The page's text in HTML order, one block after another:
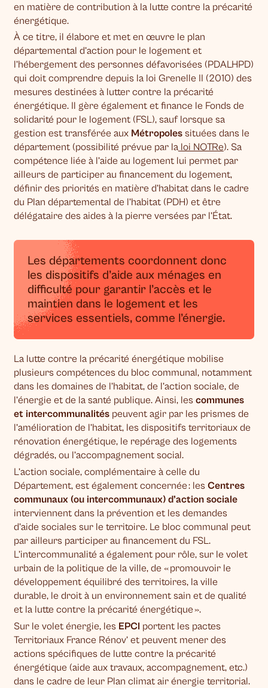
en matière de contribution à la lutte contre la précarité
énergétique.
À ce titre, il élabore et met en œuvre le plan
départemental d’action pour le logement et
l’hébergement des personnes défavorisées (PDALHPD)
qui doit comprendre depuis la loi Grenelle II (2010) des
mesures destinées à lutter contre la précarité
énergétique. Il gère également et finance le Fonds de
solidarité pour le logement (FSL), sauf lorsque sa
gestion est transférée aux Métropolessituées dans le
département (possibilité prévue par laloi NOTRe). Sa
compétence liée à l’aide au logement lui permet par
ailleurs de participer au financement du logement,
définir des priorités en matière d’habitat dans le cadre
du Plan départemental de l’habitat (PDH) et être
délégataire des aides à la pierre versées par l’État.
Les départements coordonnent donc
les dispositifs d’aide aux ménages en
difficulté pour garantir l’accès et le
maintien dans le logement et les
services essentiels, comme l’énergie.
La lutte contre la précarité énergétique mobilise
plusieurs compétences du bloc communal, notamment
dans les domaines de l’habitat, de l’action sociale, de
l’énergie et de la santé publique. Ainsi, les communes
et intercommunalitéspeuvent agir par les prismes de
l’amélioration de l’habitat, les dispositifs territoriaux de
rénovation énergétique, le repérage des logements
dégradés, ou l’accompagnement social.
L’action sociale, complémentaire à celle du
Département, est également concernée : les Centres
communaux (ou intercommunaux) d’action sociale
interviennent dans la prévention et les demandes
d’aide sociales sur le territoire. Le bloc communal peut
par ailleurs participer au financement du FSL.
L’intercommunalité a également pour rôle, sur le volet
urbain de la politique de la ville, de « promouvoir le
développement équilibré des territoires, la ville
durable, le droit à un environnement sain et de qualité
et la lutte contre la précarité énergétique ».
Sur le volet énergie, les EPCI portent les pactes
Territoriaux France Rénov’ et peuvent mener des
actions spécifiques de lutte contre la précarité
énergétique (aide aux travaux, accompagnement, etc.)
dans le cadre de leur Plan climat air énergie territorial.